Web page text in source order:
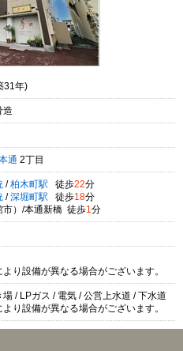
31年)
造
通 2丁目
/ 柏木町駅 徒歩22分
/ 深堀町駅 徒歩18分
市）/本通新橋 徒歩1 分
り設備が異なる場合がございます。
/ LPガス / 電気 / 公営上水道 / 下水道
り設備が異なる場合がございます。